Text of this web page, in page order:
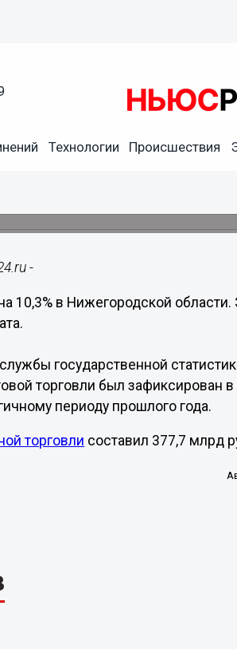
Технологии Происшествия
вырос на 10,3% в
-
10,3% в Нижегородской области.
государственной
торговли был зафиксирован
периоду прошлого года.
торговли составил 377,7 млрд